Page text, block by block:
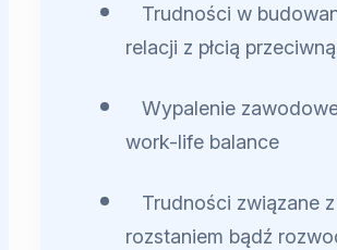
Trudności w
relacji z płcią przeciwną
Wypalenie
work-life balance
Trudności związane z
rozstaniem bądź